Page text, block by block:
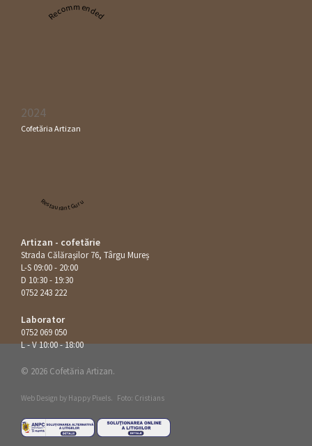
Recommended
2024
Cofetăria Artizan
Restaurant Guru
Artizan - cofetărie
Strada Călăraşilor 76, Târgu Mureș
L-S 09:00 - 20:00
D 10:30 - 19:30
0752 243 222
Laborator
0752 069 050
L - V 10:00 - 18:00
© 2026 Cofetăria Artizan.
Web Design by Happy Pixels. Foto: Cristians